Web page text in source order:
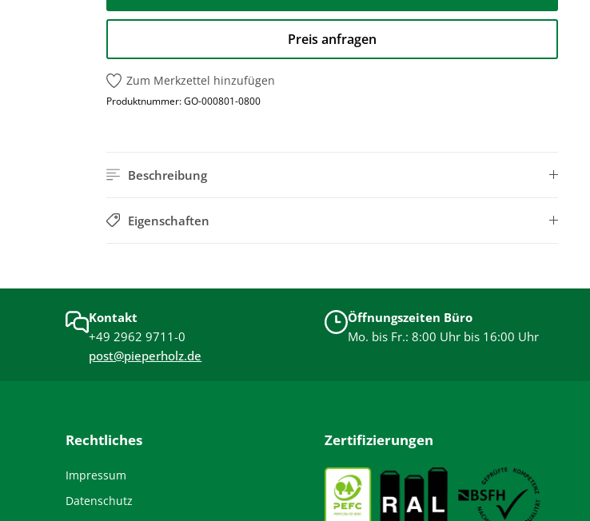
Preis anfragen
Zum Merkzettel hinzufügen
Produktnummer:GO-000801-0800
Beschreibung
Eigenschaften
Kontakt
+49 2962 9711-0
post@pieperholz.de
Öffnungszeiten Büro
Mo. bis Fr.: 8:00 Uhr bis 16:00 Uhr
Rechtliches
Impressum
Datenschutz
Zertifizierungen